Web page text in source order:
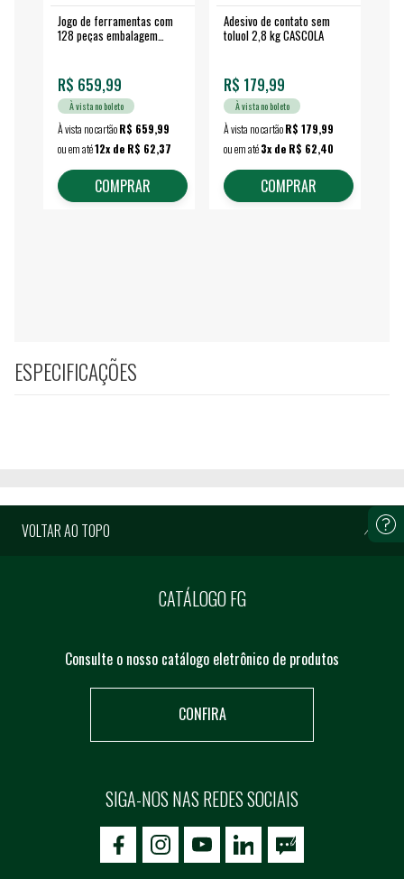
Jogo de ferramentas com
128 peças embalagem
R$ 659,99
À vista no boleto
À vista no cartãoR$ 659,99
ou em até12x de R$ 62,37
COMPRAR
Adesivo de contato sem
toluol 2,8 kg CASCOLA
R$ 179,99
À vista no boleto
À vista no cartãoR$ 179,99
ou em até3x de R$ 62,40
COMPRAR
ESPECIFICAÇÕES
VOLTAR AO TOPO
CATÁLOGO FG
Consulte o nosso catálogo eletrônico de produtos
CONFIRA
SIGA-NOS NAS REDES SOCIAIS
icon-facebookicon-social02icon-social03